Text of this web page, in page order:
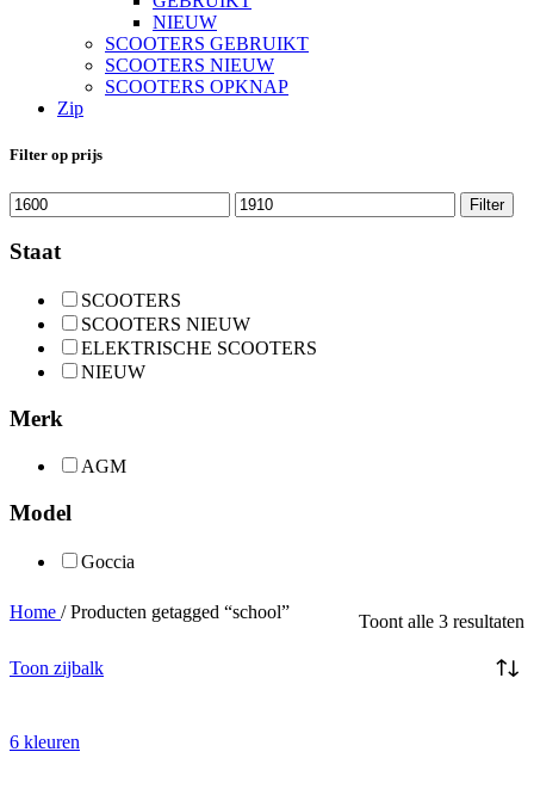
NIEUW
SCOOTERS GEBRUIKT
SCOOTERS NIEUW
SCOOTERS OPKNAP
Zip
Filter op prijs
Min.
prijs
Max.
prijs
Filter
Staat
SCOOTERS
SCOOTERS NIEUW
ELEKTRISCHE SCOOTERS
NIEUW
Merk
AGM
Model
Goccia
Home / Producten getagged “school” Toont alle 3 resultaten
Toon zijbalk
6 kleuren